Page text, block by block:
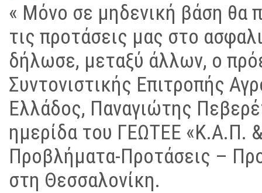
« Μόνο σε μηδενική βάση θα
τις προτάσεις μας στο
δήλωσε, μεταξύ άλλων, ο
Συντονιστικής Επιτροπής
Ελλάδος, Παναγιώτης
ημερίδα του ΓΕΩΤΕΕ «Κ.Α.Π.
Προβλήματα-Προτάσεις –
στη Θεσσαλονίκη.